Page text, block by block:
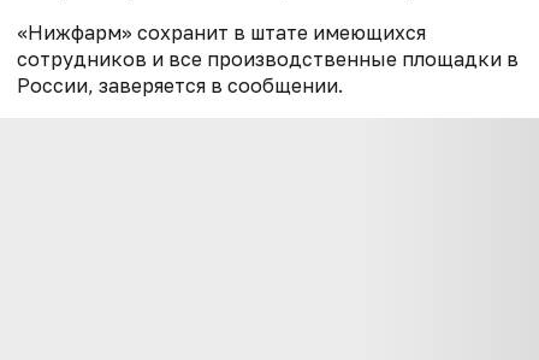
«Нижфарм» сохранит в штате имеющихся
сотрудников и все производственные площадки в
России, заверяется в сообщении.